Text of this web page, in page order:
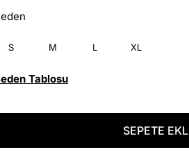
S M L XL
Tablosu